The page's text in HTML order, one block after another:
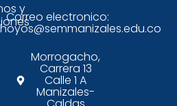
y
Correo electronico:
Morrogacho,
Carrera 13
Calle 1 A
Manizales-